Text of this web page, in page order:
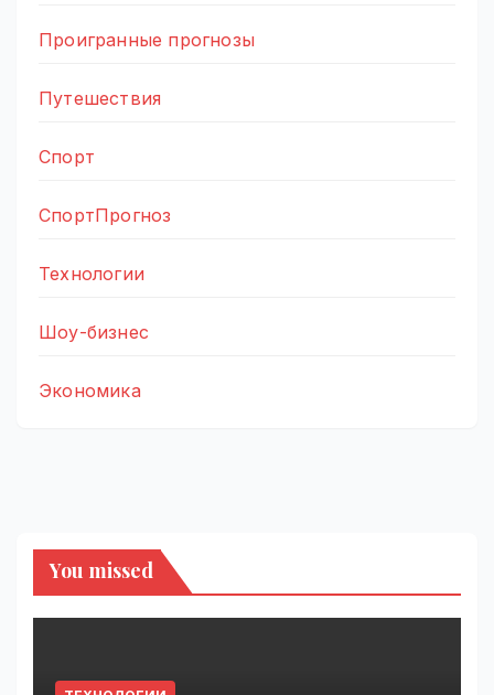
Проигранные прогнозы
Путешествия
Спорт
СпортПрогноз
Технологии
Шоу-бизнес
Экономика
You missed